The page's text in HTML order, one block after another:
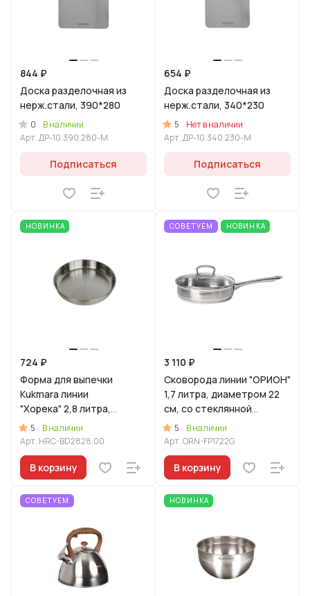
844 ₽
Доска разделочная из
нерж.стали, 390*280
0
В наличии
Арт.ДР-10.390.280-M
Подписаться
654 ₽
Доска разделочная из
нерж.стали, 340*230
5
Нет в наличии
Арт.ДР-10.340.230-M
Подписаться
НОВИНКА
724 ₽
Форма для выпечки
Kukmara линии
"Хорека" 2,8 литра,
диаметром 28см
5
В наличии
Арт. HRC-BD2828.00
В корзину
СОВЕТУЕМ НОВИНКА
3 110 ₽
Сковорода линии "ОРИОН"
1,7 литра, диаметром 22
см, со стеклянной
крышкой
5
В наличии
Арт.ORN-FP1722G
В корзину
СОВЕТУЕМ НОВИНКА